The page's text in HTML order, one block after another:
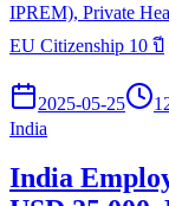
IPREM), Private
EU Citizenship 10 ปี
2025-05-25
India
India